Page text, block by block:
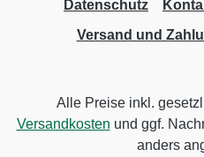
Datenschutz
Versand und
Alle Preise inkl.
Versandkosten und ggf.
anders